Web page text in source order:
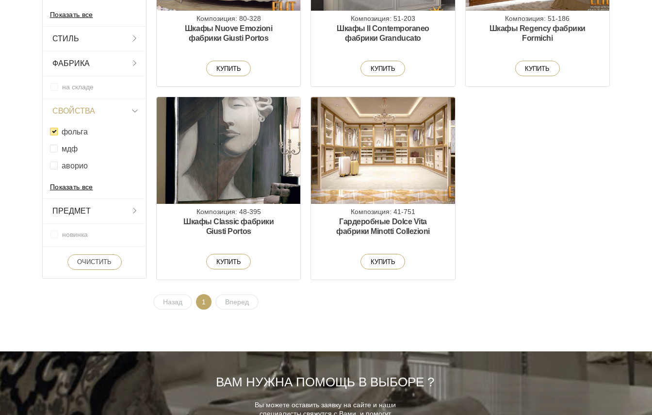
Показать все
СТИЛЬ
ФАБРИКА
на складе
СВОЙСТВА
фольга
мдф
аворио
Показать все
ПРЕДМЕТ
новинка
ОЧИСТИТЬ
Композиция: 80-328
Шкафы Nuove Emozioni
фабрики Giusti Portos
КУПИТЬ
Композиция: 51-203
Шкафы Il Contemporaneo
фабрики Granducato
КУПИТЬ
Композиция: 51-186
Шкафы Regency фабрики
Formichi
КУПИТЬ
Композиция: 48-395
Шкафы Classic фабрики
Giusti Portos
КУПИТЬ
Композиция: 41-751
Гардеробные Dolce Vita
фабрики Minotti Collezioni
КУПИТЬ
Назад 1 Вперед
ВАМ НУЖНА ПОМОЩЬ В ВЫБОРЕ ?
Вы можете оставить заявку на сайте и наши